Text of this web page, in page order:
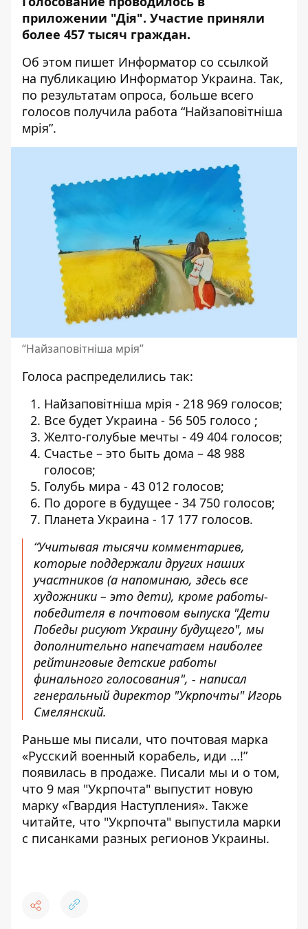
приложении "Дія". Участие приняли
более 457 тысяч граждан.
Об этом пишет Информатор со ссылкой
на публикацию Информатор Украина. Так,
по результатам опроса, больше всего
голосов получила работа “Найзаповітніша
мрія”.
“Найзаповітніша мрія”
Голоса распределились так:
Найзаповітніша мрія - 218 969 голосов;
Все будет Украина - 56 505 голосо ;
Желто-голубые мечты - 49 404 голосов;
Счастье – это быть дома – 48 988
голосов;
Голубь мира - 43 012 голосов;
По дороге в будущее - 34 750 голосов;
Планета Украина - 17 177 голосов.
“Учитывая тысячи комментариев,
которые поддержали других наших
участников (а напоминаю, здесь все
художники – это дети), кроме работы-
победителя в почтовом выпуска "Дети
Победы рисуют Украину будущего", мы
дополнительно напечатаем наиболее
рейтинговые детские работы
финального голосования", - написал
генеральный директор "Укрпочты"Игорь
Смелянский.
Раньше мы писали, что почтовая марка
«Русский военный корабель, иди …!”
появилась в продаже. Писали мы и о том,
что 9 мая "Укрпочта" выпустит новую
марку «Гвардия Наступления». Также
читайте, что "Укрпочта" выпустила марки
с писанками разных регионов Украины.